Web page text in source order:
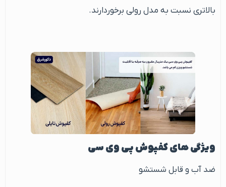
بالاتری نسبت به مدل رولی برخوردارند.
ویژگی های کفپوش پی وی سی
ضد آب و قابل شستشو